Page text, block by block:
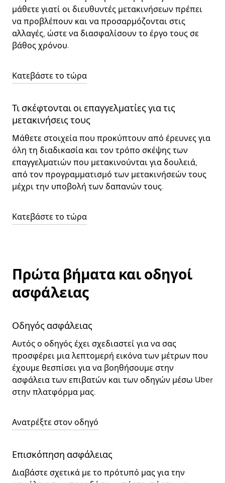
μάθετε γιατί οι διευθυντές μετακινήσεων πρέπει
να προβλέπουν και να προσαρμόζονται στις
αλλαγές, ώστε να διασφαλίσουν το έργο τους σε
βάθος χρόνου.
Κατεβάστε το τώρα
Τι σκέφτονται οι επαγγελματίες για τις
μετακινήσεις τους
Μάθετε στοιχεία που προκύπτουν από έρευνες για
όλη τη διαδικασία και τον τρόπο σκέψης των
επαγγελματιών που μετακινούνται για δουλειά,
από τον προγραμματισμό των μετακινήσεών τους
μέχρι την υποβολή των δαπανών τους.
Κατεβάστε το τώρα
Πρώτα βήματα και οδηγοί
ασφάλειας
Οδηγός ασφάλειας
Αυτός ο οδηγός έχει σχεδιαστεί για να σας
προσφέρει μια λεπτομερή εικόνα των μέτρων που
έχουμε θεσπίσει για να βοηθήσουμε στην
ασφάλεια των επιβατών και των οδηγών μέσω Uber
στην πλατφόρμα μας.
Ανατρέξτε στον οδηγό
Επισκόπηση ασφάλειας
Διαβάστε σχετικά με το πρότυπό μας για την